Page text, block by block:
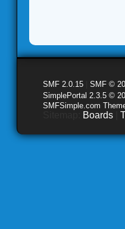
SMF 2.0.15 SMF ©
SimplePortal 2.3.5 ©
SMFSimple.com
Boards